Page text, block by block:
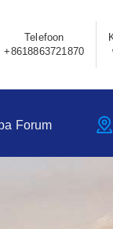
Telefoon
+8618863721870
Forum